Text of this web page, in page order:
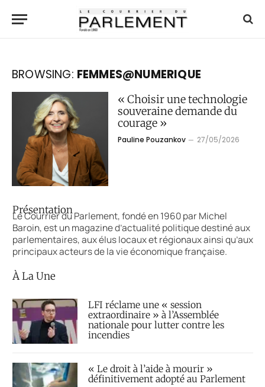
BROWSING: FEMMES@NUMERIQUE
« Choisir une technologie
souveraine demande du
courage »
Pauline Pouzankov 27/05/2026
Présentation
Le Courrier du Parlement, fondé en 1960 par Michel
Baroin, est un magazine d’actualité politique destiné aux
parlementaires, aux élus locaux et régionaux ainsi qu’aux
principaux acteurs de la vie économique française.
À La Une
LFI réclame une « session
extraordinaire » à l’Assemblée
nationale pour lutter contre les
incendies
« Le droit à l’aide à mourir »
définitivement adopté au Parlement